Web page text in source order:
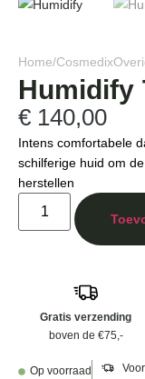
Home/Cosmedix
Humidify
€ 140,00
Intens comfortabele
schilferige huid om
herstellen
Gratis verzending
boven de €75,-
Op voorraad